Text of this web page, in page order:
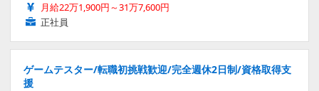
月給22万1,900円～31万7,600円
正社員
ゲームテスター/転職初挑戦歓迎/完全週休2日制/資格取得支
援